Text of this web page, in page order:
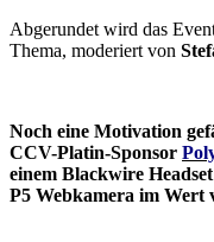
Abgerundet wird das
Thema, moderiert von
Noch eine Motivation
CCV-Platin-Sponsor
einem Blackwire
P5 Webkamera im Wert